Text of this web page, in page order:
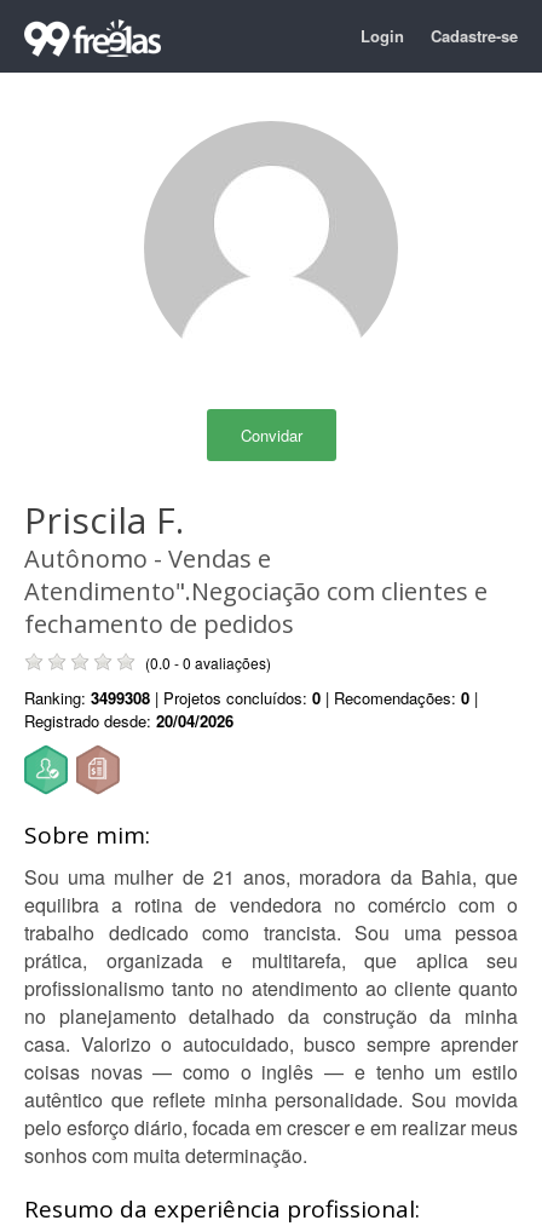
Login Cadastre-se
Convidar
Priscila F.
Autônomo - Vendas e
Atendimento".Negociação com clientes e
fechamento de pedidos
(0.0 - 0 avaliações)
Ranking: 3499308 | Projetos concluídos: 0 | Recomendações: 0 |
Registrado desde: 20/04/2026
Sobre mim:
Sou uma mulher de 21 anos, moradora da Bahia, que
equilibra a rotina de vendedora no comércio com o
trabalho dedicado como trancista. Sou uma pessoa
prática, organizada e multitarefa, que aplica seu
profissionalismo tanto no atendimento ao cliente quanto
no planejamento detalhado da construção da minha
casa. Valorizo o autocuidado, busco sempre aprender
coisas novas — como o inglês — e tenho um estilo
autêntico que reflete minha personalidade. Sou movida
pelo esforço diário, focada em crescer e em realizar meus
sonhos com muita determinação.
Resumo da experiência profissional: